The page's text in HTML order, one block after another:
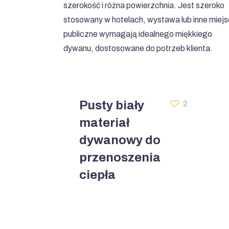
szerokość i różna powierzchnia. Jest szeroko
stosowany w hotelach, wystawa lub inne
publiczne wymagają idealnego miękkiego
dywanu, dostosowane do potrzeb klienta.
Pusty biały
materiał
dywanowy do
przenoszenia
ciepła
2